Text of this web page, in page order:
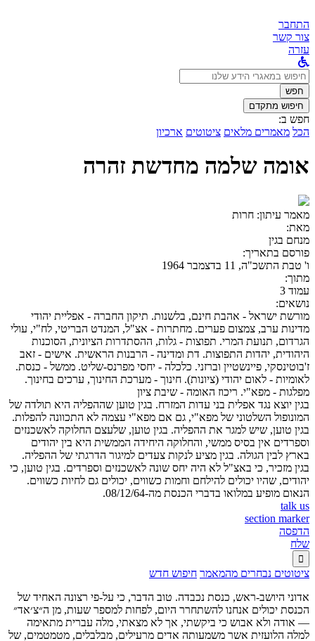
התחבר
צור קשר
עזרה
לחפש
ב:חפש
חיפוש מתקדם
חפש ב:
הכל מאמרים מלאים ציטוטים ארכיון
אומה שלמה מחדשת זהרה
מאמר עיתון: חרות
מאת:
מנחם בגין
פורסם בתאריך:
ו' טבת התשכ"ה, 11 בדצמבר 1964
מתוך:
עמוד 3
נושאים:
מורשת ישראל - אהבת חינם, בלשנות. תיקון החברה - אפליית יהודי
מדינות ערב, צמצום פערים. מחתרות - אצ"ל, המנדט הבריטי, לח"י, עולי
הגרדום, תנועת המרי. תפוצות - גלות, ההסתדרות הציונית, הסוכנות
היהודית, יהדות התפוצות. דת ומדינה - הרבנות הראשית. אישים - זאב
ז'בוטינסקי, פיינשטיין וברזני. כלכלה - יחסי מפרנס-שליט. ממשל - כנסת.
לאומיות - לאום יהודי (ציונות). חינוך - מערכת החינוך, ערכים בחינוך.
מפלגות - מפא"י. ריכוז האומה - שיבת ציון
בגין יוצא נגד אפלית בני עדות המזרח. בגין טוען שההפליה היא תולדה של
המונופול השלטוני של מפא"י, גם אם מפא"י עצמה לא התכוונה להפלות.
בגין טוען, שיש למגר את ההפליה. בגין טוען, שלעצם החלוקה לאשכנזים
וספרדים אין בסיס ממשי, והחלוקה היחידה הממשית היא בין יהודים
בארץ לבין הגולה. בגין מציע לנקות צעדים למיגור הדרגתי של ההפליה.
בגין מזכיר, כי באצ"ל לא היה יחס שונה לאשכנזים וספרדים. בגין טוען, כי
יהודים, שהיו יכולים להילחם וחמות כשווים, יכולים גם לחיות כשווים.
הנאום מופיע במלואו בדברי הכנסת מה-08/12/64.
talk us
section marker
הדפסה
שלח

ציטוטים נבחרים מהמאמר חיפוש חדש
אדוני היושב-ראש, כנסת נכבדה. טוב הדבר, כי על-פי רצונה האחיד של
הכנסת יכולים אנחנו להשתחרר היום, לפחות למספר שעות, מן ה״צ׳אד״
— אודה ולא אבוש כי ביקשתי, אך לא מצאתי, מלה עברית מתאימה
למלה הלועזית אשר משמעותה אדים מרעילים, מבלבלים, מטמטמים, של